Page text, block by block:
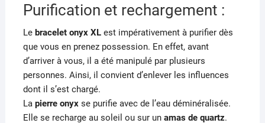
Purification et rechargement :
Le bracelet onyx XL est impérativement à purifier dès
que vous en prenez possession. En effet, avant
d’arriver à vous, il a été manipulé par plusieurs
personnes. Ainsi, il convient d’enlever les influences
dont il s’est chargé.
La pierre onyxse purifie avec de l’eau déminéralisée.
Elle se recharge au soleil ou sur unamas de quartz.